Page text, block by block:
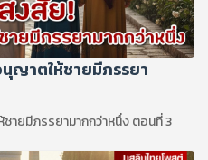
ญาตให้ชายมีภรรยา
ายมีภรรยามากกว่าหนึ่ง ตอนที่ 3